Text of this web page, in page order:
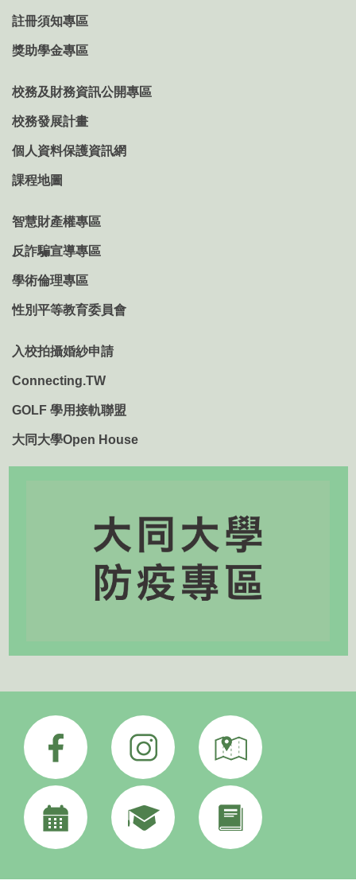
註冊須知專區
獎助學金專區
校務及財務資訊公開專區
校務發展計畫
個人資料保護資訊網
課程地圖
智慧財產權專區
反詐騙宣導專區
學術倫理專區
性別平等教育委員會
入校拍攝婚紗申請
Connecting.TW
GOLF 學用接軌聯盟
大同大學Open House